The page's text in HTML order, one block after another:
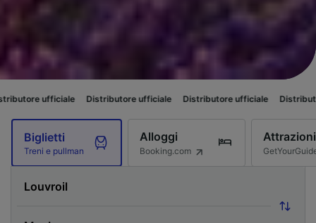
Distributore ufficiale Distributore ufficiale Distributore ufficiale
Biglietti
Treni e pullman
Alloggi
Booking.com
Attrazioni